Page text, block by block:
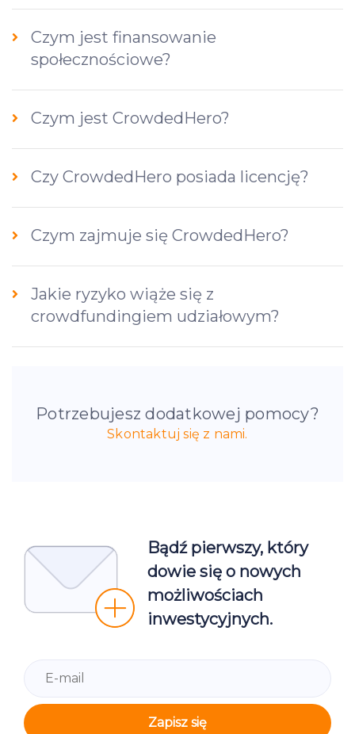
Czym jest finansowanie
społecznościowe?
Czym jest CrowdedHero?
Czy CrowdedHero posiada licencję?
Czym zajmuje się CrowdedHero?
Jakie ryzyko wiąże się z
crowdfundingiem udziałowym?
Potrzebujesz dodatkowej pomocy?
Skontaktuj się z nami.
Bądź pierwszy, który
dowie się o nowych
możliwościach
inwestycyjnych.
Zapisz się